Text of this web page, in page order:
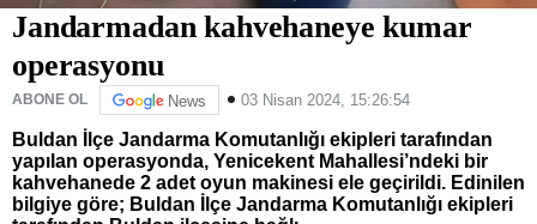
Jandarmadan kahvehaneye kumar
operasyonu
ABONE OL News 03 Nisan 2024, 15:26:54
Buldan İlçe Jandarma Komutanlığı ekipleri tarafından
yapılan operasyonda, Yenicekent Mahallesi’ndeki bir
kahvehanede 2 adet oyun makinesi ele geçirildi. Edinilen
bilgiye göre; Buldan İlçe Jandarma Komutanlığı ekipleri